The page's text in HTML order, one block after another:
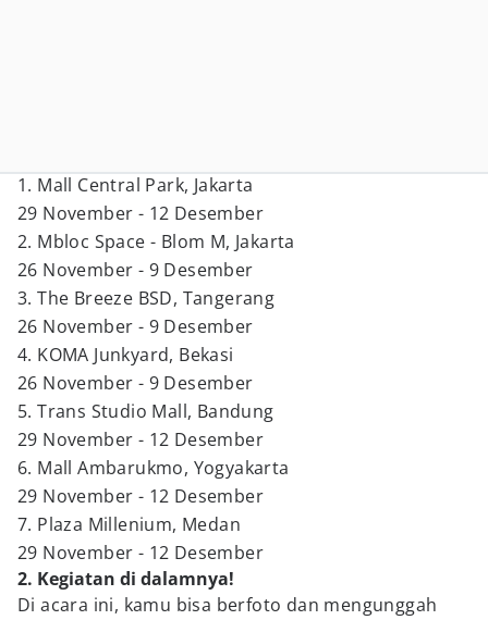
1. Mall Central Park, Jakarta
29 November - 12 Desember
2. Mbloc Space - Blom M, Jakarta
26 November - 9 Desember
3. The Breeze BSD, Tangerang
26 November - 9 Desember
4. KOMA Junkyard, Bekasi
26 November - 9 Desember
5. Trans Studio Mall, Bandung
29 November - 12 Desember
6. Mall Ambarukmo, Yogyakarta
29 November - 12 Desember
7. Plaza Millenium, Medan
29 November - 12 Desember
2. Kegiatan di dalamnya!
Di acara ini, kamu bisa berfoto dan mengunggah